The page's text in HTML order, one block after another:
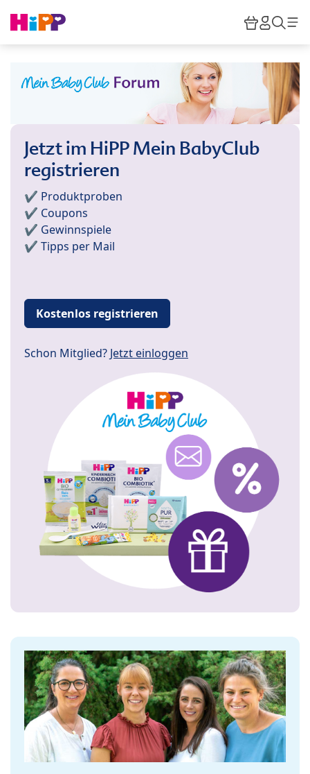
HiPP
Jetzt im HiPP Mein BabyClub
registrieren
✔️ Produktproben
✔️ Coupons
✔️ Gewinnspiele
✔️ Tipps per Mail
Kostenlos registrieren
Schon Mitglied? Jetzt einloggen